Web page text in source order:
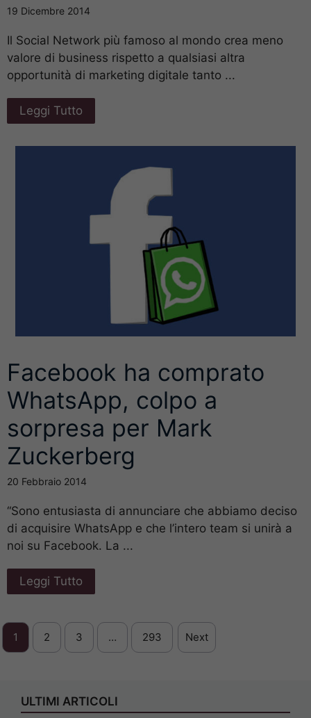
19 Dicembre 2014
Il Social Network più famoso al mondo crea meno
valore di business rispetto a qualsiasi altra
opportunità di marketing digitale tanto ...
Leggi Tutto
Facebook ha comprato
WhatsApp, colpo a
sorpresa per Mark
Zuckerberg
20 Febbraio 2014
“Sono entusiasta di annunciare che abbiamo deciso
di acquisire WhatsApp e che l’intero team si unirà a
noi su Facebook. La ...
Leggi Tutto
1 2 3 … 293 Next
ULTIMI ARTICOLI